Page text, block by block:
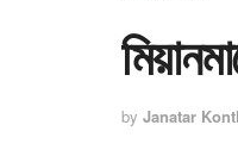
by Janatar